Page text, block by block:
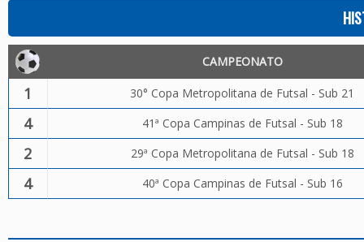
CAMPEONATO
1 30° Copa Metropolitana de Futsal - Sub 21
4 41ª Copa Campinas de Futsal - Sub 18
2 29ª Copa Metropolitana de Futsal - Sub 18
4 40ª Copa Campinas de Futsal - Sub 16